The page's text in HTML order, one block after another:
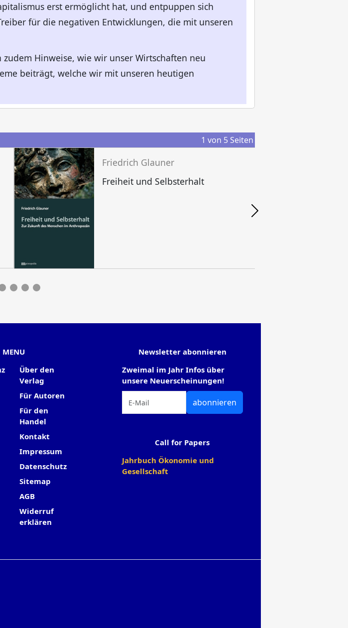
erst ermöglicht hat, und entpuppen sich
für die negativen Entwicklungen, die mit unseren
Hinweise, wie wir unser Wirtschaften neu
beiträgt, welche wir mit unseren heutigen
1 von 5Seiten
Friedrich Glauner
Freiheit und Selbsterhalt
MENU
Über den
Verlag
Für Autoren
Für den
Handel
Kontakt
Impressum
Datenschutz
Sitemap
AGB
Widerruf
erklären
Newsletter abonnieren
Zweimal im Jahr Infos über
unsere Neuerscheinungen!
abonnieren
Call for Papers
Jahrbuch Ökonomie und
Gesellschaft